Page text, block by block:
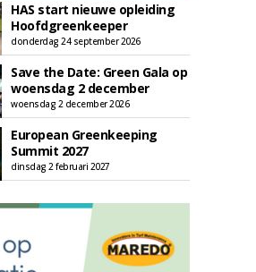
HAS start nieuwe opleiding
Hoofdgreenkeeper
donderdag 24 september 2026
Save the Date: Green Gala op
woensdag 2 december
woensdag 2 december 2026
European Greenkeeping
Summit 2027
dinsdag 2 februari 2027